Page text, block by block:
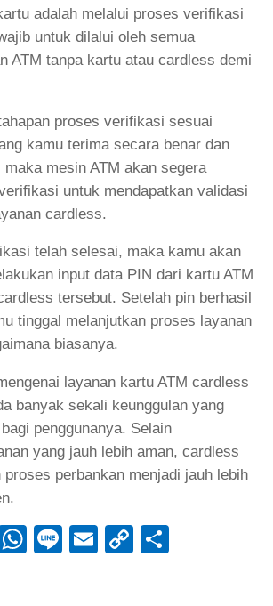
adalah melalui proses verifikasi
untuk dilalui oleh semua
ATM tanpa kartu atau cardless demi
proses verifikasi sesuai
kamu terima secara benar dan
mesin ATM akan segera
untuk mendapatkan validasi
cardless.
telah selesai, maka kamu akan
input data PIN dari kartu ATM
tersebut. Setelah pin berhasil
tinggal melanjutkan proses layanan
biasanya.
layanan kartu ATM cardless
banyak sekali keunggulan yang
penggunanya. Selain
yang jauh lebih aman, cardless
perbankan menjadi jauh lebih
LinkedIn
WhatsApp
LineEmailCopy